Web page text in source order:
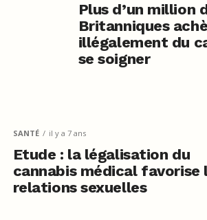
Plus d’un million
Britanniques
illégalement du
se soigner
SANTÉ il y a 7 ans
Etude : la légalisation du
cannabis médical favorise
relations sexuelles